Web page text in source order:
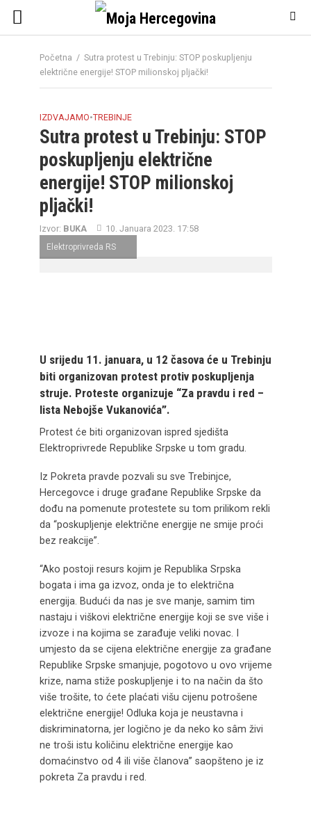
Početna / Sutra protest u Trebinju: STOP poskupljenju
električne energije! STOP milionskoj pljački!
IZDVAJAMO•TREBINJE
Sutra protest u Trebinju: STOP
poskupljenju električne
energije! STOP milionskoj
pljački!
Izvor: BUKA 10. Januara 2023. 17:58
Elektroprivreda RS
U srijedu 11. januara, u 12 časova će u Trebinju
biti organizovan protest protiv poskupljenja
struje. Proteste organizuje “Za pravdu i red –
lista Nebojše Vukanovića”.
Protest će biti organizovan ispred sjedišta
Elektroprivrede Republike Srpske u tom gradu.
Iz Pokreta pravde pozvali su sve Trebinjce,
Hercegovce i druge građane Republike Srpske da
dođu na pomenute protestete su tom prilikom rekli
da “poskupljenje električne energije ne smije proći
bez reakcije”.
“Ako postoji resurs kojim je Republika Srpska
bogata i ima ga izvoz, onda je to električna
energija. Budući da nas je sve manje, samim tim
nastaju i viškovi električne energije koji se sve više i
izvoze i na kojima se zarađuje veliki novac. I
umjesto da se cijena električne energije za građane
Republike Srpske smanjuje, pogotovo u ovo vrijeme
krize, nama stiže poskupljenje i to na način da što
više trošite, to ćete plaćati višu cijenu potrošene
električne energije! Odluka koja je neustavna i
diskriminatorna, jer logično je da neko ko sâm živi
ne troši istu količinu električne energije kao
domaćinstvo od 4 ili više članova” saopšteno je iz
pokreta Za pravdu i red.